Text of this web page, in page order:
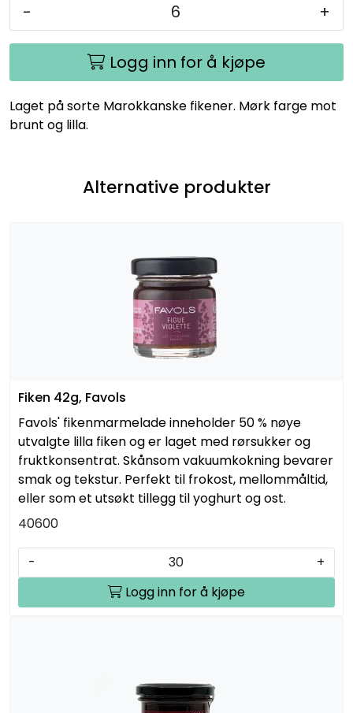
- +
Logg inn for å kjøpe
Laget på sorte Marokkanske fikener. Mørk farge mot
brunt og lilla.
Alternative produkter
Fiken 42g, Favols
Favols' fikenmarmelade inneholder 50 % nøye
utvalgte lilla fiken og er laget med rørsukker og
fruktkonsentrat. Skånsom vakuumkokning bevarer
smak og tekstur. Perfekt til frokost, mellommåltid,
eller som et utsøkt tillegg til yoghurt og ost.
40600
-
+
Logg inn for å kjøpe